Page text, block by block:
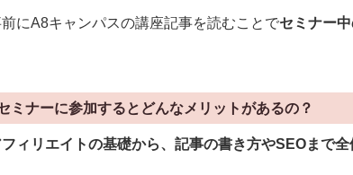
にA8キャンパスの講座記事を読むことでセミナー中
ミナーに参加するとどんなメリットがあるの？
ィリエイトの基礎から、記事の書き方やSEOまで全